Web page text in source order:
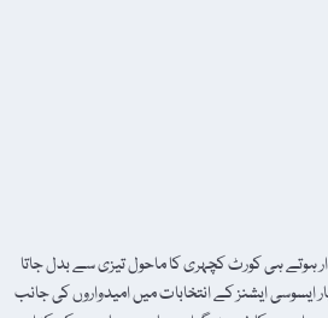
ہوتے ہی کورٹ کچہری کا ماحول تیزی سے بدل جاتا
ایسوسی ایشنز کے انتخابات میں امیدواروں کی جانب